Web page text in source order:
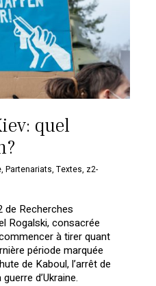
quel
,Partenariats,Textes, z2-
de Recherches
Rogalski, consacrée
à tirer quant
période marquée
de Kaboul, l’arrêt de
d’Ukraine.